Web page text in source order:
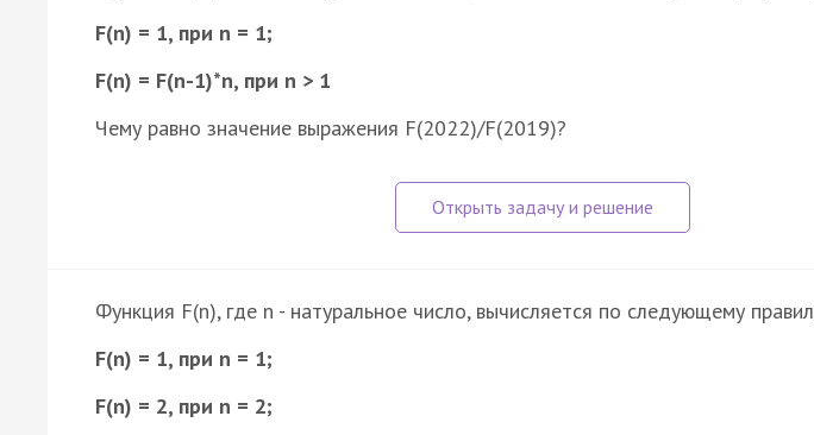
F(n) = 1, при n = 1;
F(n) = F(n-1)*n, при n > 1
Чему равно значение выражения F(2022)/F(2019)?
Функция F(n), где n - натуральное число, вычисляется по следующему
F(n) = 1, при n = 1;
F(n) = 2, при n = 2;